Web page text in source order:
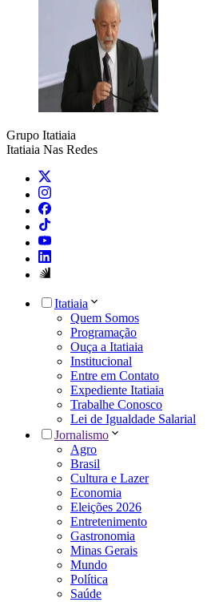
Grupo Itatiaia
Itatiaia Nas Redes
Itatiaia
Quem Somos
Programação
Ouça a Itatiaia
Institucional
Entre em Contato
Expediente Itatiaia
Trabalhe Conosco
Lei de Igualdade Salarial
Jornalismo
Agro
Brasil
Cultura e Lazer
Economia
Eleições 2026
Entretenimento
Gastronomia
Minas Gerais
Mundo
Política
Saúde